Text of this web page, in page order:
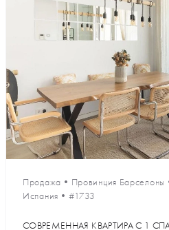
Продажа • Провинция Барселоны
Испания • #1733
СОВРЕМЕННАЯ КВАРТИРА С 1